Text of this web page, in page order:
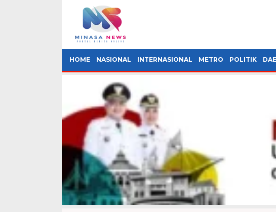
HOME NASIONAL INTERNASIONAL METRO POLITIK